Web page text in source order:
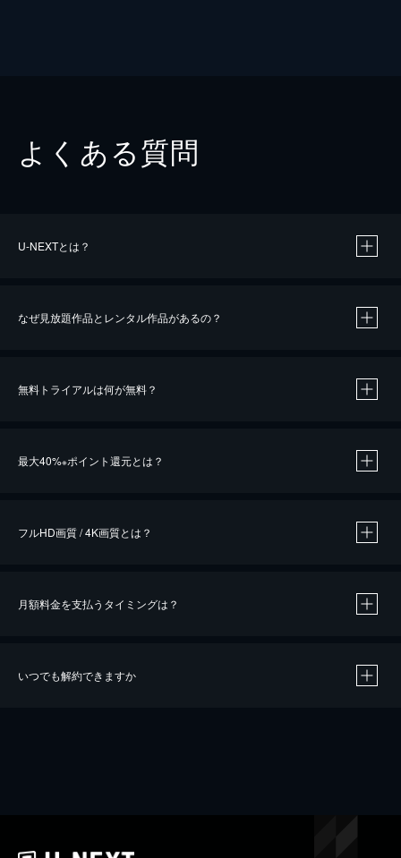
よくある質問
U-NEXTとは？
なぜ見放題作品とレンタル作品があるの？
無料トライアルは何が無料？
最大40%※ポイント還元とは？
※40％ポイント還元の対象は、クレジットカード決済による作品の購入 / レンタルです。
iOSアプリのUコイン決済による作品の購入 / レンタルは、20％のポイント還元です。
フルHD画質 / 4K画質とは？
月額料金を支払うタイミングは？
いつでも解約できますか